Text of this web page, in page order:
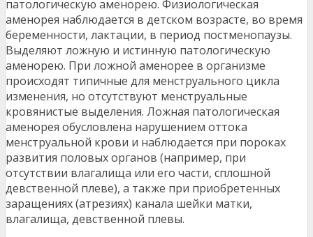
патологическую аменорею. Физиологическая
аменорея наблюдается в детском возрасте, во время
беременности, лактации, в период постменопаузы.
Выделяют ложную и истинную патологическую
аменорею. При ложной аменорее в организме
происходят типичные для менструального цикла
изменения, но отсутствуют менструальные
кровянистые выделения. Ложная патологическая
аменорея обусловлена нарушением оттока
менструальной крови и наблюдается при пороках
развития половых органов (например, при
отсутствии влагалища или его части, сплошной
девственной плеве), а также при приобретенных
заращениях (атрезиях) канала шейки матки,
влагалища, девственной плевы.